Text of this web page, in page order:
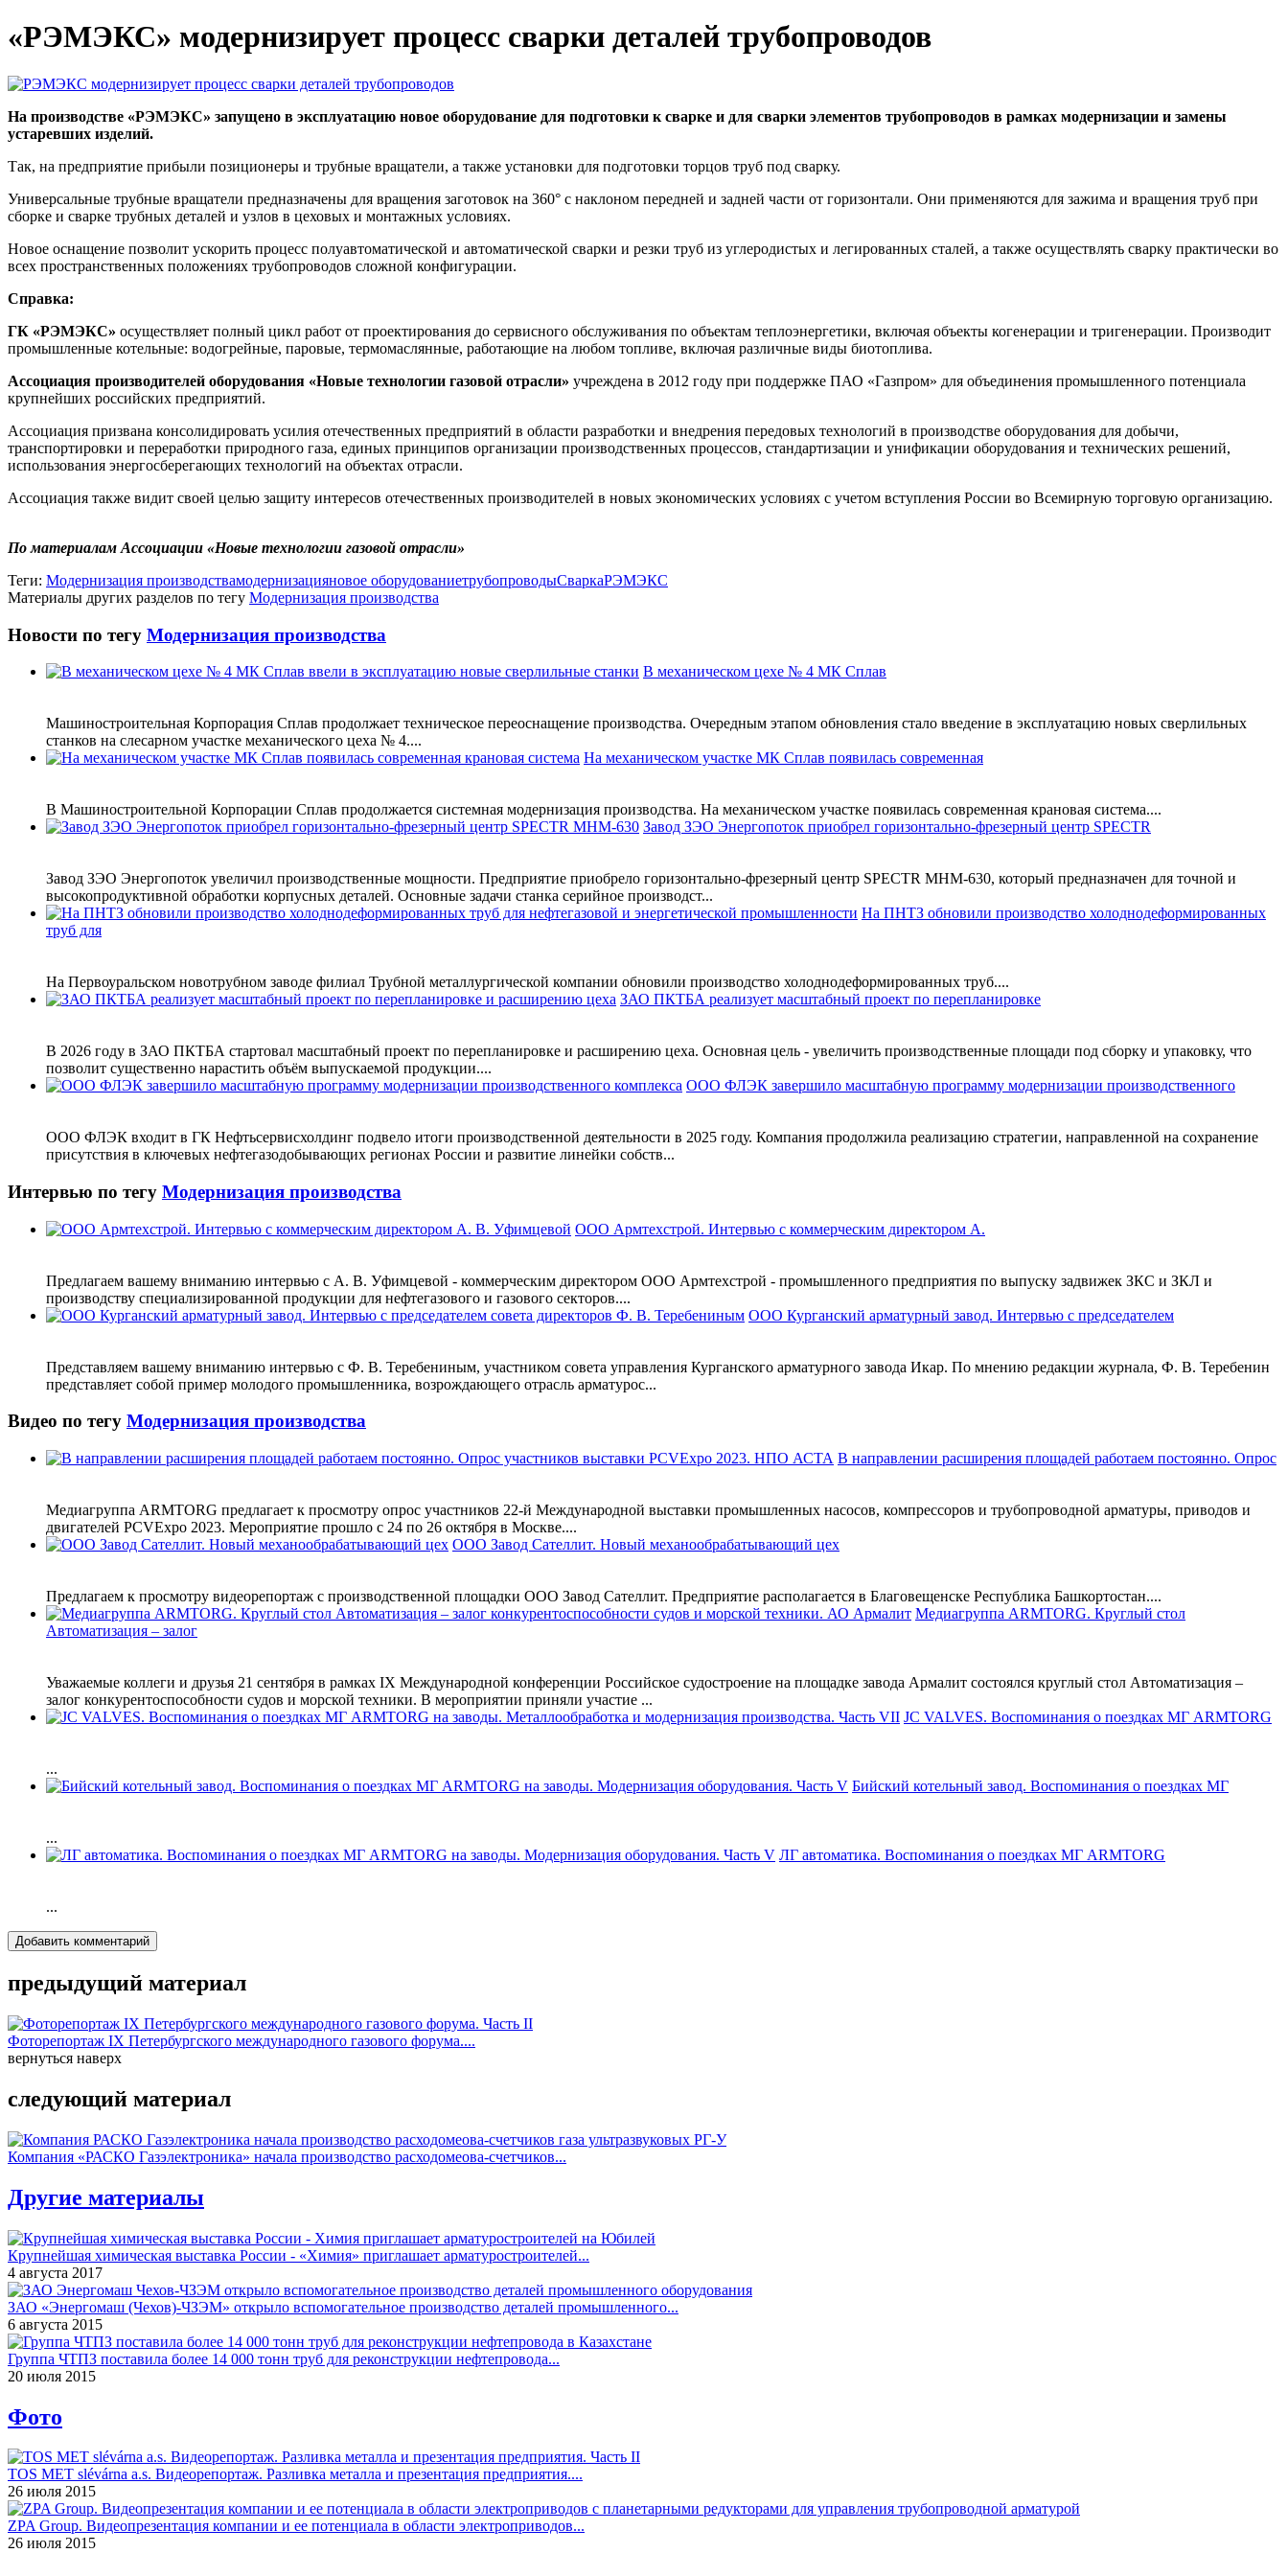
«РЭМЭКС» модернизирует процесс сварки деталей трубопроводов
На производстве «РЭМЭКС» запущено в эксплуатацию новое оборудование для подготовки к сварке и для сварки элементов трубопроводов в рамках модернизации и замены
устаревших изделий.
Так, на предприятие прибыли позиционеры и трубные вращатели, а также установки для подготовки торцов труб под сварку.
Универсальные трубные вращатели предназначены для вращения заготовок на 360° с наклоном передней и задней части от горизонтали. Они применяются для зажима и вращения труб при
сборке и сварке трубных деталей и узлов в цеховых и монтажных условиях.
Новое оснащение позволит ускорить процесс полуавтоматической и автоматической сварки и резки труб из углеродистых и легированных сталей, а также осуществлять сварку практически во
всех пространственных положениях трубопроводов сложной конфигурации.
Справка:
ГК «РЭМЭКС» осуществляет полный цикл работ от проектирования до сервисного обслуживания по объектам теплоэнергетики, включая объекты когенерации и тригенерации. Производит
промышленные котельные: водогрейные, паровые, термомаслянные, работающие на любом топливе, включая различные виды биотоплива.
Ассоциация производителей оборудования «Новые технологии газовой отрасли» учреждена в 2012 году при поддержке ПАО «Газпром» для объединения промышленного потенциала
крупнейших российских предприятий.
Ассоциация призвана консолидировать усилия отечественных предприятий в области разработки и внедрения передовых технологий в производстве оборудования для добычи,
транспортировки и переработки природного газа, единых принципов организации производственных процессов, стандартизации и унификации оборудования и технических решений,
использования энергосберегающих технологий на объектах отрасли.
Ассоциация также видит своей целью защиту интересов отечественных производителей в новых экономических условиях с учетом вступления России во Всемирную торговую организацию.
По материалам Ассоциации «Новые технологии газовой отрасли»
Теги: Модернизация производствамодернизацияновое оборудованиетрубопроводыСваркаРЭМЭКС
Материалы других разделов по тегу Модернизация производства
Новости по тегу Модернизация производства
В механическом цехе № 4 МК Сплав
Машиностроительная Корпорация Сплав продолжает техническое переоснащение производства. Очередным этапом обновления стало введение в эксплуатацию новых сверлильных
станков на слесарном участке механического цеха № 4....
На механическом участке МК Сплав появилась современная
В Машиностроительной Корпорации Сплав продолжается системная модернизация производства. На механическом участке появилась современная крановая система....
Завод ЗЭО Энергопоток приобрел горизонтально-фрезерный центр SPECTR
Завод ЗЭО Энергопоток увеличил производственные мощности. Предприятие приобрело горизонтально-фрезерный центр SPECTR MHM-630, который предназначен для точной и
высокопродуктивной обработки корпусных деталей. Основные задачи станка серийное производст...
На ПНТЗ обновили производство холоднодеформированных
труб для
На Первоуральском новотрубном заводе филиал Трубной металлургической компании обновили производство холоднодеформированных труб....
ЗАО ПКТБА реализует масштабный проект по перепланировке
В 2026 году в ЗАО ПКТБА стартовал масштабный проект по перепланировке и расширению цеха. Основная цель - увеличить производственные площади под сборку и упаковку, что
позволит существенно нарастить объём выпускаемой продукции....
ООО ФЛЭК завершило масштабную программу модернизации производственного
ООО ФЛЭК входит в ГК Нефтьсервисхолдинг подвело итоги производственной деятельности в 2025 году. Компания продолжила реализацию стратегии, направленной на сохранение
присутствия в ключевых нефтегазодобывающих регионах России и развитие линейки собств...
Интервью по тегу Модернизация производства
ООО Армтехстрой. Интервью с коммерческим директором А.
Предлагаем вашему вниманию интервью с А. В. Уфимцевой - коммерческим директором ООО Армтехстрой - промышленного предприятия по выпуску задвижек ЗКС и ЗКЛ и
производству специализированной продукции для нефтегазового и газового секторов....
ООО Курганский арматурный завод. Интервью с председателем
Представляем вашему вниманию интервью с Ф. В. Теребениным, участником совета управления Курганского арматурного завода Икар. По мнению редакции журнала, Ф. В. Теребенин
представляет собой пример молодого промышленника, возрождающего отрасль арматурос...
Видео по тегу Модернизация производства
В направлении расширения площадей работаем постоянно. Опрос
Медиагруппа ARMTORG предлагает к просмотру опрос участников 22-й Международной выставки промышленных насосов, компрессоров и трубопроводной арматуры, приводов и
двигателей PCVExpo 2023. Мероприятие прошло с 24 по 26 октября в Москве....
ООО Завод Сателлит. Новый механообрабатывающий цех
Предлагаем к просмотру видеорепортаж с производственной площадки ООО Завод Сателлит. Предприятие располагается в Благовещенске Республика Башкортостан....
Медиагруппа ARMTORG. Круглый стол
Автоматизация – залог
Уважаемые коллеги и друзья 21 сентября в рамках IХ Международной конференции Российское судостроение на площадке завода Армалит состоялся круглый стол Автоматизация –
залог конкурентоспособности судов и морской техники. В мероприятии приняли участие ...
JC VALVES. Воспоминания о поездках МГ ARMTORG
...
Бийский котельный завод. Воспоминания о поездках МГ
...
ЛГ автоматика. Воспоминания о поездках МГ ARMTORG
...
Добавить комментарий
предыдущий материал
Фоторепортаж IX Петербургского международного газового форума....
вернуться наверх
следующий материал
Компания «РАСКО Газэлектроника» начала производство расходомеова-счетчиков...
Другие материалы
Крупнейшая химическая выставка России - «Химия» приглашает арматуростроителей...
4 августа 2017
ЗАО «Энергомаш (Чехов)-ЧЗЭМ» открыло вспомогательное производство деталей промышленного...
6 августа 2015
Группа ЧТПЗ поставила более 14 000 тонн труб для реконструкции нефтепровода...
20 июля 2015
Фото
TOS MET slévárna a.s. Видеорепортаж. Разливка металла и презентация предприятия....
26 июля 2015
ZPA Group. Видеопрезентация компании и ее потенциала в области электроприводов...
26 июля 2015